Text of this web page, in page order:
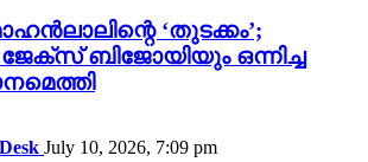
‘തുടക്കം’;
ബിജോയിയും ഒന്നിച്ച
July 10, 2026, 7:09 pm